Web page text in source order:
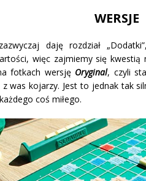
WERSJE
daję rozdział
więc zajmiemy się kwestią
fotkach wersję Oryginal, czyli
was kojarzy. Jest to jednak tak
coś miłego.